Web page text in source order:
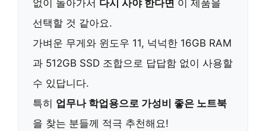
없이 돌아가서 다시 사야 한다면 이 제품을
선택할 것 같아요.
가벼운 무게와 윈도우 11, 넉넉한 16GB RAM
과 512GB SSD 조합으로 답답함 없이 사용할
수 있답니다.
특히 업무나 학업용으로 가성비 좋은 노트북
을 찾는 분들께 적극 추천해요!